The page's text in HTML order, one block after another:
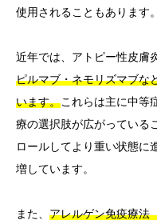
使用されることもあります。
近年では、アトピー性皮膚
ピルマブ・ネモリズマブな
います。これらは主に中等
療の選択肢が広がっている
ロールしてより重い状態に
増しています。
また、 アレルゲン免疫療法